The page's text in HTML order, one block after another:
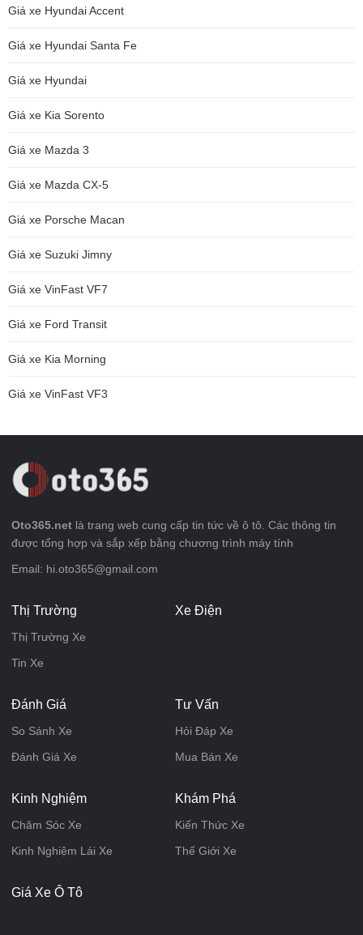
Giá xe Hyundai Accent
Giá xe Hyundai Santa Fe
Giá xe Hyundai
Giá xe Kia Sorento
Giá xe Mazda 3
Giá xe Mazda CX-5
Giá xe Porsche Macan
Giá xe Suzuki Jimny
Giá xe VinFast VF7
Giá xe Ford Transit
Giá xe Kia Morning
Giá xe VinFast VF3
Oto365.net là trang web cung cấp tin tức về ô tô. Các thông tin
được tổng hợp và sắp xếp bằng chương trình máy tính
Email: hi.oto365@gmail.com
Thị Trường
Thị Trường Xe
Tin Xe
Xe Điện
Đánh Giá
So Sánh Xe
Đánh Giá Xe
Tư Vấn
Hỏi Đáp Xe
Mua Bán Xe
Kinh Nghiệm
Chăm Sóc Xe
Kinh Nghiệm Lái Xe
Khám Phá
Kiến Thức Xe
Thế Giới Xe
Giá Xe Ô Tô